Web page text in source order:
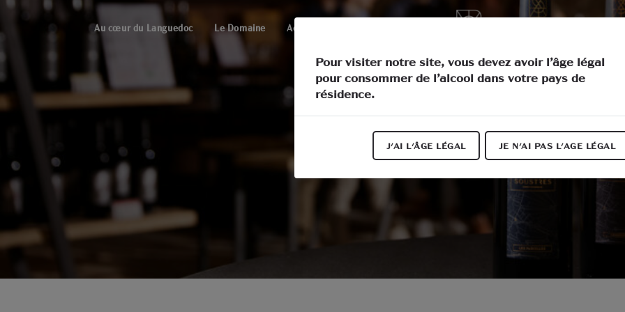
Au cœur du Languedoc Le Domaine Activités Nos
Conditions Générales De
Pour visiter notre site, vous devez avoir l’âge légal
pour consommer de l’alcool dans votre pays de
résidence.
JE N'AI PAS L'AGE LÉGAL
J'AI L'ÂGE LÉGAL
Panneau de gestion des cookies